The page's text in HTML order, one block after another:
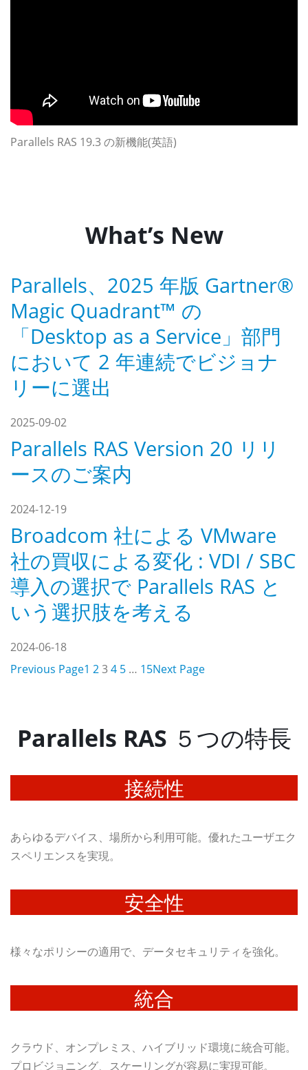
Parallels RAS 19.3 の新機能(英語)
What’s New
Parallels、2025 年版 Gartner®
Magic Quadrant™ の
「Desktop as a Service」部門
において 2 年連続でビジョナ
リーに選出
2025-09-02
Parallels RAS Version 20 リリ
ースのご案内
2024-12-19
Broadcom 社による VMware
社の買収による変化 : VDI / SBC
導入の選択で Parallels RAS と
いう選択肢を考える
2024-06-18
Previous Page1 234 5 … 15Next Page
Parallels RAS ５つの特長
接続性
あらゆるデバイス、場所から利用可能。優れたユーザエク
スペリエンスを実現。
安全性
様々なポリシーの適用で、データセキュリティを強化。
統合
クラウド、オンプレミス、ハイブリッド環境に統合可能。
プロビジョニング、スケーリングが容易に実現可能。